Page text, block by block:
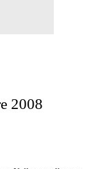
2008